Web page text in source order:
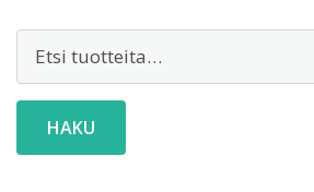
Etsi:
HAKU